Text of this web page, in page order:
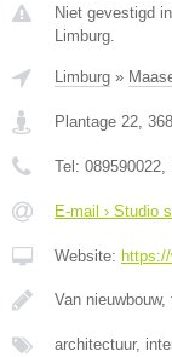
Niet gevestigd
Limburg.
Limburg »
Plantage 22,
Tel: 089590022,
E-mail › Studio
Website:
Van
architectuur,